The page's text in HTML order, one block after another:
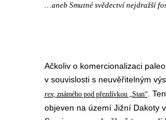
…aneb Smutné svědectví nejdražší
Ačkoliv o komercionalizaci
v souvislosti s neuvěřitelným
rex, známého pod přezdívkou „Stan“.
objeven na území Jižní Dakoty